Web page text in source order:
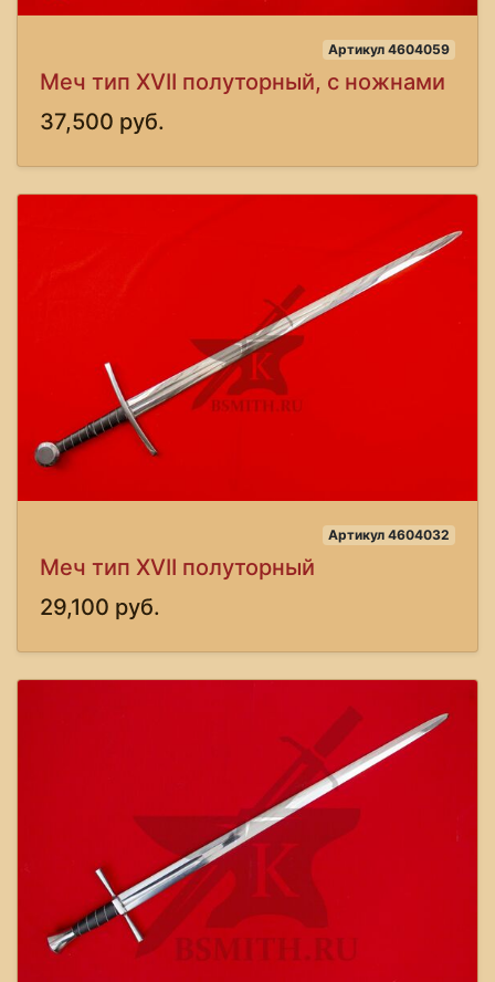
Артикул 4604059
Меч тип XVII полуторный, с ножнами
37,500 руб.
Артикул 4604032
Меч тип XVII полуторный
29,100 руб.